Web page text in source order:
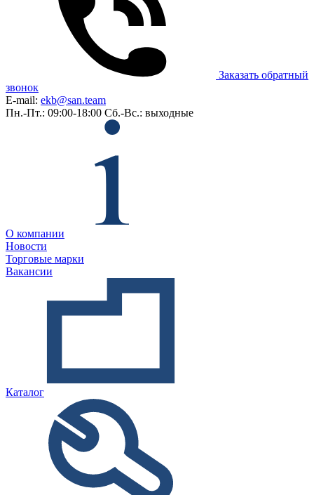
Заказать обратный
звонок
E-mail: ekb@san.team
Пн.-Пт.: 09:00-18:00 Сб.-Вс.: выходные
О компании
Новости
Торговые марки
Вакансии
Каталог